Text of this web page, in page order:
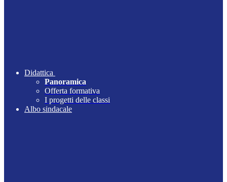
Didattica
Panoramica
Offerta formativa
I progetti delle classi
Albo sindacale